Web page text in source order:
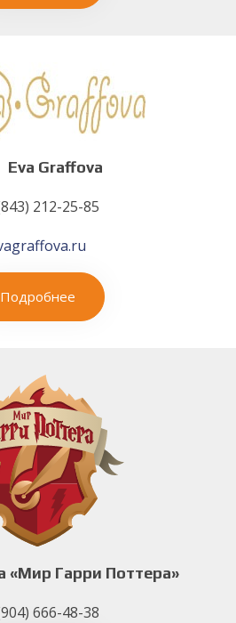
Eva Graffova
212-25-85
Подробнее
«Мир Гарри Поттера»
666-48-38